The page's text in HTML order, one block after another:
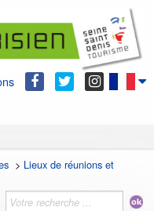
> Lieux de réunions et